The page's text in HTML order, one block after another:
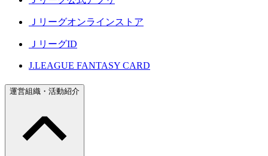
Ｊリーグオンラインストア
ＪリーグID
J.LEAGUE FANTASY CARD
運営組織・活動紹介